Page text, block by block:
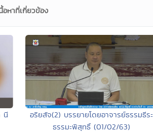
อหาที่เกี่ยวข้อง
นี
อริยสัจ(2) บรรยายโดยอาจารย์ธรรมธีระ
ธรรมะพิสุทธิ์ (01/02/63)